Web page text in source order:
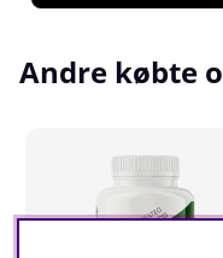
dyr, der har haft
pålidelige måde at
hjælp af et
med 1.000 mg CLA
80 % konjugeret
behøver én kapsel
Andre købte